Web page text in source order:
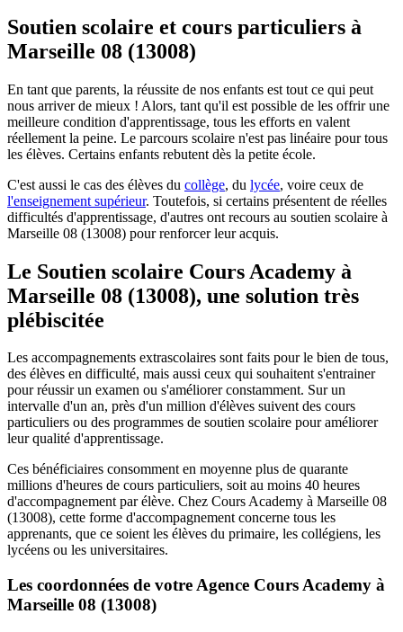
Soutien scolaire et cours particuliers à
Marseille 08 (13008)
En tant que parents, la réussite de nos enfants est tout ce qui peut
nous arriver de mieux ! Alors, tant qu'il est possible de les offrir une
meilleure condition d'apprentissage, tous les efforts en valent
réellement la peine. Le parcours scolaire n'est pas linéaire pour tous
les élèves. Certains enfants rebutent dès la petite école.
C'est aussi le cas des élèves du collège, du lycée, voire ceux de
l'enseignement supérieur. Toutefois, si certains présentent de réelles
difficultés d'apprentissage, d'autres ont recours au soutien scolaire à
Marseille 08 (13008) pour renforcer leur acquis.
Le Soutien scolaire Cours Academy à
Marseille 08 (13008), une solution très
plébiscitée
Les accompagnements extrascolaires sont faits pour le bien de tous,
des élèves en difficulté, mais aussi ceux qui souhaitent s'entrainer
pour réussir un examen ou s'améliorer constamment. Sur un
intervalle d'un an, près d'un million d'élèves suivent des cours
particuliers ou des programmes de soutien scolaire pour améliorer
leur qualité d'apprentissage.
Ces bénéficiaires consomment en moyenne plus de quarante
millions d'heures de cours particuliers, soit au moins 40 heures
d'accompagnement par élève. Chez Cours Academy à Marseille 08
(13008), cette forme d'accompagnement concerne tous les
apprenants, que ce soient les élèves du primaire, les collégiens, les
lycéens ou les universitaires.
Les coordonnées de votre Agence Cours Academy à
Marseille 08 (13008)